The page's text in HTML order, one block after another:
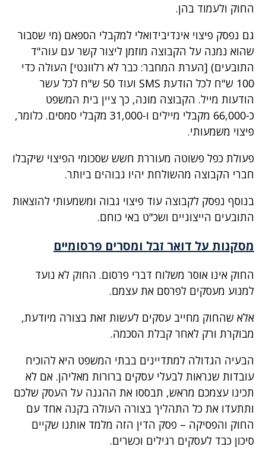
החוק ולעמוד בהן.
גם נפסק פיצוי אינדיבידואלי למקבלי הספאם (מי שסבור
שהוא נמנה על הקבוצה מוזמן ליצור קשר עם עוה"ד
התובעים) [הערת המחבר: כבר לא רלוונטי] העולה כדי
100 ש"ח לכל הודעת SMS ועוד 50 ש"ח לכל עשר
הודעות מייל. הקבוצה מונה, כך ציין בית המשפט
כ-66,000 מקבלי מיילים ו-31,000 מקבלי סמסים. כלומר,
פיצוי משמעותי.
פעולת כפל פשוטה מעוררת חשש שסכומי הפיצוי שיקבלו
חברי הקבוצה מהשולחת יהיו גבוהים ביותר.
בנוסף נפסק לקבוצה עוד פיצוי גבוה ומשמעותי להוצאות
התובעים הייצוגיים ושכ"ט באי כוחם.
מסקנות על דואר זבל ומסרים פרסומיים
החוק אינו אוסר משלוח דברי פרסום. החוק לא נועד
למנוע מעסקים לפרסם את עצמם.
אלא שהחוק מחייב עסקים לעשות זאת בצורה מיודעת,
מבוקרת ורק לאחר קבלת הסכמה.
הבעיה הגדולה למתדיינים בבתי המשפט היא להוכיח
עובדות שנראות לבעלי עסקים ברורות מאליהן. אם לא
תכינו עצמכם מראש, תבססו את ההגנה על העסק שלכם
ותתעדו את כל התהליך בצורה העולה בקנה אחד עם
החוק והפסיקה – פסק הדין הזה מלמד אותנו שקיים
סיכון כבד לעסקים רגילים וכשרים.